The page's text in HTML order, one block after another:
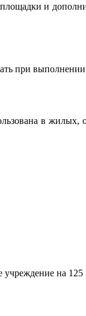
площадки и
при выполнении
в жилых,
на 125